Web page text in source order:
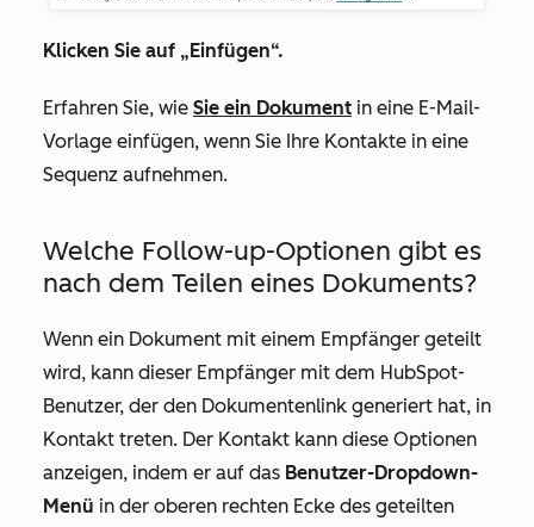
Klicken Sie auf „Einfügen“.
Erfahren Sie, wie Sie ein Dokument in eine E-Mail-
Vorlage einfügen, wenn Sie Ihre Kontakte in eine
Sequenz aufnehmen.
Welche Follow-up-Optionen gibt es
nach dem Teilen eines Dokuments?
Wenn ein Dokument mit einem Empfänger geteilt
wird, kann dieser Empfänger mit dem HubSpot-
Benutzer, der den Dokumentenlink generiert hat, in
Kontakt treten. Der Kontakt kann diese Optionen
anzeigen, indem er auf das Benutzer-Dropdown-
Menü in der oberen rechten Ecke des geteilten